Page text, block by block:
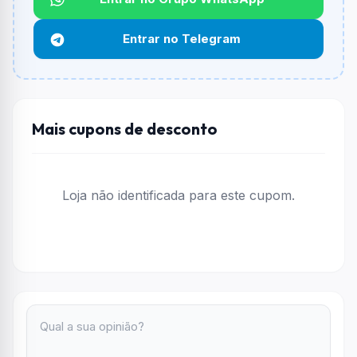
Qual é o desconto máximo?
Não informado ou sem limite.
Funciona em qualquer produto?
Não necessariamente. Depende de itens participantes
Entrar no Telegram
Mais cupons de desconto
Loja não identificada para este cupom.